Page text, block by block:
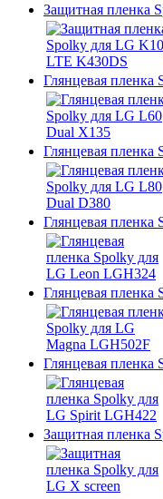
Защитная пленка
Глянцевая
Глянцевая
Глянцевая
Глянцевая пленка
Глянцевая
Защитная пленка